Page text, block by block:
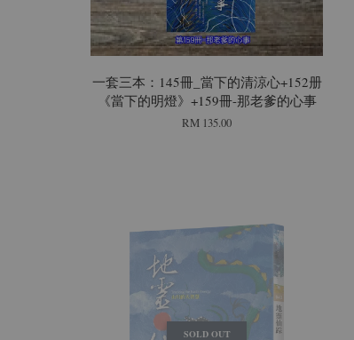
一套三本：145冊_當下的清涼心+152册
《當下的明燈》+159冊-那老爹的心事
RM 135.00
SOLD OUT